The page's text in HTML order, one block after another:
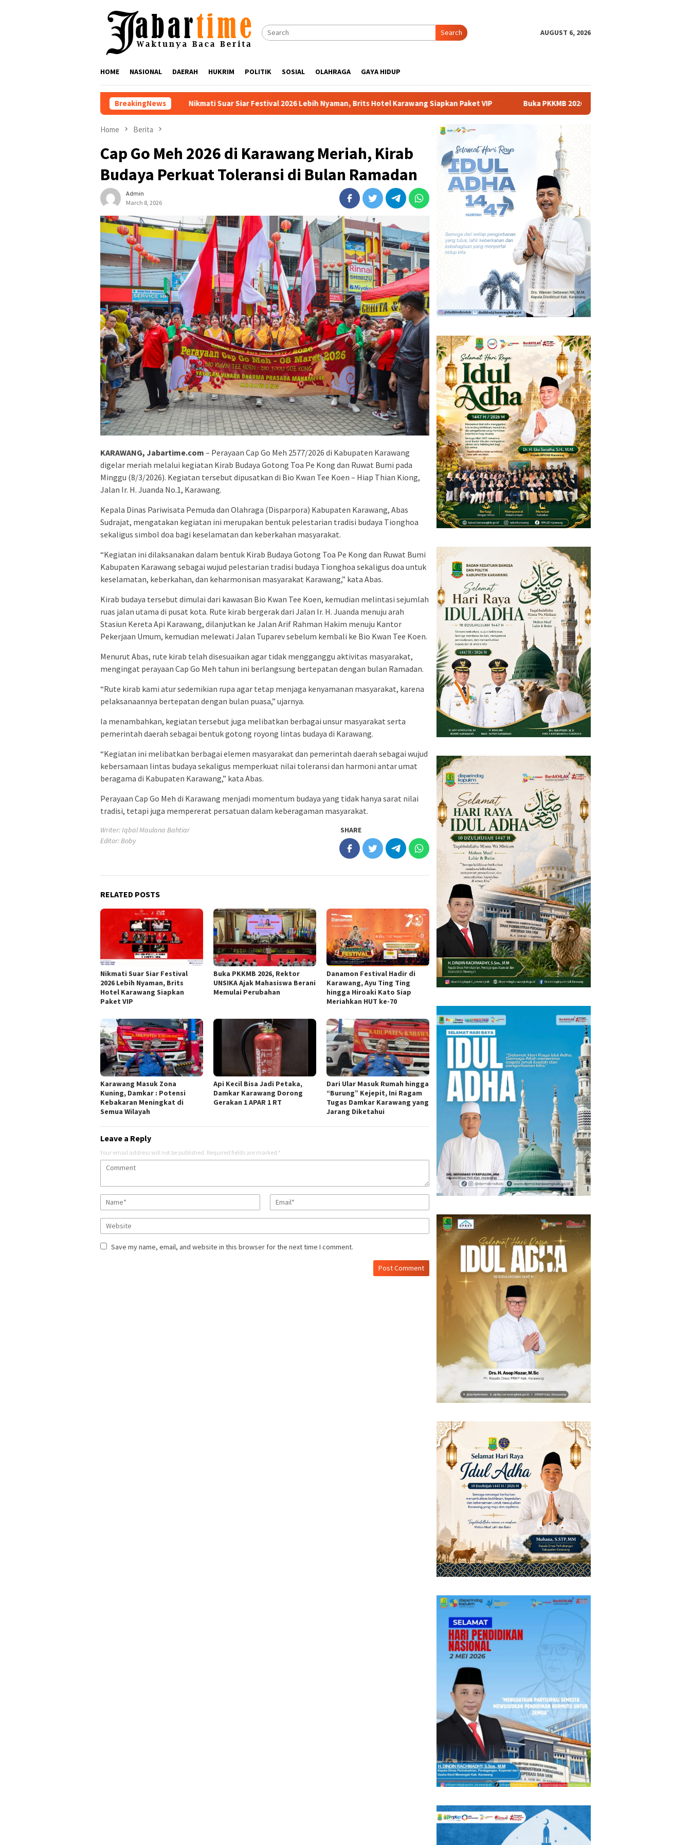
Search AUGUST 6, 2026
HOME NASIONAL DAERAH HUKRIM POLITIK SOSIAL OLAHRAGA GAYA HIDUP
BreakingNews
Nikmati Suar Siar Festival 2026 Lebih Nyaman, Brits Hotel Karawang Siapkan Paket VIP Buka PKKMB 2026, Rektor UNSIKA Ajak Mahasiswa Berani Memulai
Home Berita
Cap Go Meh 2026 di Karawang Meriah, Kirab
Budaya Perkuat Toleransi di Bulan Ramadan
Admin
March 8, 2026
KARAWANG, Jabartime.com – Perayaan Cap Go Meh 2577/2026 di Kabupaten Karawang
digelar meriah melalui kegiatan Kirab Budaya Gotong Toa Pe Kong dan Ruwat Bumi pada
Minggu (8/3/2026). Kegiatan tersebut dipusatkan di Bio Kwan Tee Koen – Hiap Thian Kiong,
Jalan Ir. H. Juanda No.1, Karawang.
Kepala Dinas Pariwisata Pemuda dan Olahraga (Disparpora) Kabupaten Karawang, Abas
Sudrajat, mengatakan kegiatan ini merupakan bentuk pelestarian tradisi budaya Tionghoa
sekaligus simbol doa bagi keselamatan dan keberkahan masyarakat.
“Kegiatan ini dilaksanakan dalam bentuk Kirab Budaya Gotong Toa Pe Kong dan Ruwat Bumi
Kabupaten Karawang sebagai wujud pelestarian tradisi budaya Tionghoa sekaligus doa untuk
keselamatan, keberkahan, dan keharmonisan masyarakat Karawang,” kata Abas.
Kirab budaya tersebut dimulai dari kawasan Bio Kwan Tee Koen, kemudian melintasi sejumlah
ruas jalan utama di pusat kota. Rute kirab bergerak dari Jalan Ir. H. Juanda menuju arah
Stasiun Kereta Api Karawang, dilanjutkan ke Jalan Arif Rahman Hakim menuju Kantor
Pekerjaan Umum, kemudian melewati Jalan Tuparev sebelum kembali ke Bio Kwan Tee Koen.
Menurut Abas, rute kirab telah disesuaikan agar tidak mengganggu aktivitas masyarakat,
mengingat perayaan Cap Go Meh tahun ini berlangsung bertepatan dengan bulan Ramadan.
“Rute kirab kami atur sedemikian rupa agar tetap menjaga kenyamanan masyarakat, karena
pelaksanaannya bertepatan dengan bulan puasa,” ujarnya.
Ia menambahkan, kegiatan tersebut juga melibatkan berbagai unsur masyarakat serta
pemerintah daerah sebagai bentuk gotong royong lintas budaya di Karawang.
“Kegiatan ini melibatkan berbagai elemen masyarakat dan pemerintah daerah sebagai wujud
kebersamaan lintas budaya sekaligus memperkuat nilai toleransi dan harmoni antar umat
beragama di Kabupaten Karawang,” kata Abas.
Perayaan Cap Go Meh di Karawang menjadi momentum budaya yang tidak hanya sarat nilai
tradisi, tetapi juga mempererat persatuan dalam keberagaman masyarakat.
Writer: Iqbal Maulana Bahtiar
Editor: Boby
SHARE
RELATED POSTS
Nikmati Suar Siar Festival
2026 Lebih Nyaman, Brits
Hotel Karawang Siapkan
Paket VIP
Buka PKKMB 2026, Rektor
UNSIKA Ajak Mahasiswa Berani
Memulai Perubahan
Danamon Festival Hadir di
Karawang, Ayu Ting Ting
hingga Hiroaki Kato Siap
Meriahkan HUT ke-70
Karawang Masuk Zona
Kuning, Damkar : Potensi
Kebakaran Meningkat di
Semua Wilayah
Api Kecil Bisa Jadi Petaka,
Damkar Karawang Dorong
Gerakan 1 APAR 1 RT
Dari Ular Masuk Rumah hingga
“Burung” Kejepit, Ini Ragam
Tugas Damkar Karawang yang
Jarang Diketahui
Leave a Reply
Your email address will not be published. Required fields are marked *
Save my name, email, and website in this browser for the next time I comment.